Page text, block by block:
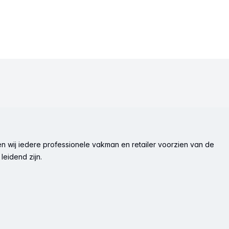
wij iedere professionele vakman en retailer voorzien van de
zijn.